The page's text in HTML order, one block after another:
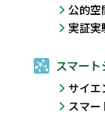
公的空
実証実
スマー
サイエ
スマー